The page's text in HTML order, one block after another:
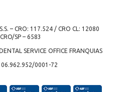
– CRO: 117.524 / CRO CL: 12080
CRO/SP – 6583
SERVICE OFFICE FRANQUIAS
06.962.952/0001-72